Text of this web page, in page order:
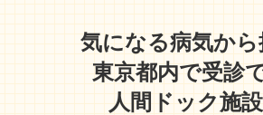
気になる病気か
東京都内で受診
人間ドック施